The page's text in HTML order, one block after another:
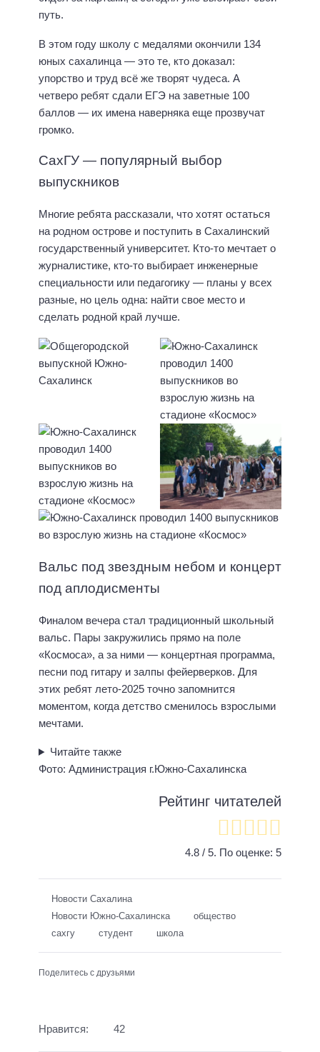
путь.
В этом году школу с медалями окончили 134
юных сахалинца — это те, кто доказал:
упорство и труд всё же творят чудеса. А
четверо ребят сдали ЕГЭ на заветные 100
баллов — их имена наверняка еще прозвучат
громко.
СахГУ — популярный выбор
выпускников
Многие ребята рассказали, что хотят остаться
на родном острове и поступить в Сахалинский
государственный университет. Кто-то мечтает о
журналистике, кто-то выбирает инженерные
специальности или педагогику — планы у всех
разные, но цель одна: найти свое место и
сделать родной край лучше.
Вальс под звездным небом и концерт
под аплодисменты
Финалом вечера стал традиционный школьный
вальс. Пары закружились прямо на поле
«Космоса», а за ними — концертная программа,
песни под гитару и залпы фейерверков. Для
этих ребят лето-2025 точно запомнится
моментом, когда детство сменилось взрослыми
мечтами.
Читайте также
Фото: Администрация г.Южно-Сахалинска
Рейтинг читателей
4.8 / 5. По оценке: 5
Новости Сахалина
Новости Южно-Сахалинска
общество
сахгу
студент школа
Поделитесь с друзьями
Нравится: 42